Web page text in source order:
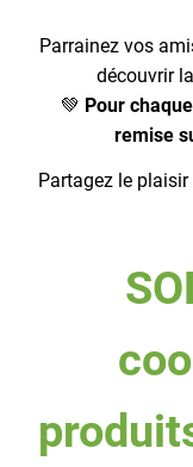
Parrainez vos
découvrir
💚 Pour
remise
Partagez le